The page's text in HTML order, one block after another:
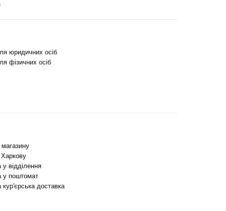
юридичних осіб
фізичних осіб
магазину
відділення
у поштомат
доставка